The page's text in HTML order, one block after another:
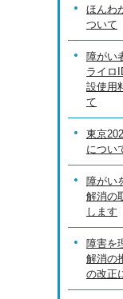
ほんわ
ついて
障がい
ライロ
設使用
て
東京
につい
障がい
解消の
します
障害を
解消の
の改正